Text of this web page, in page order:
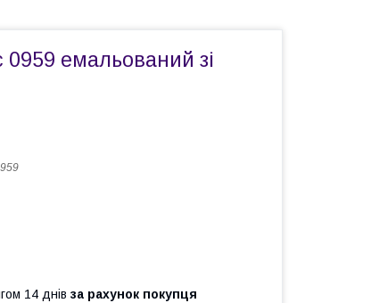
емальований зі
14 днів за рахунок покупця